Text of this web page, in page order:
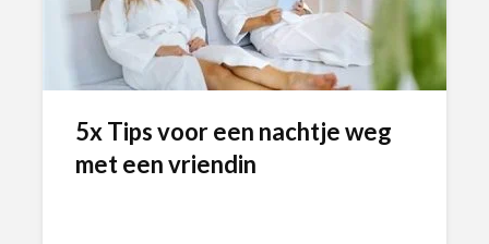
5x Tips voor een nachtje weg
met een vriendin